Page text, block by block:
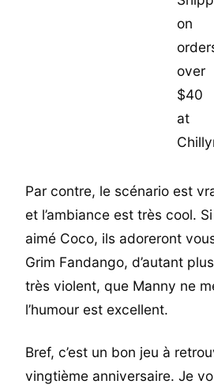
Par contre, le scénario est
et l’ambiance est très cool.
aimé Coco, ils adoreront
Grim Fandango, d’autant
très violent, que Manny ne
l’humour est excellent.
Bref, c’est un bon jeu à
vingtième anniversaire. Je